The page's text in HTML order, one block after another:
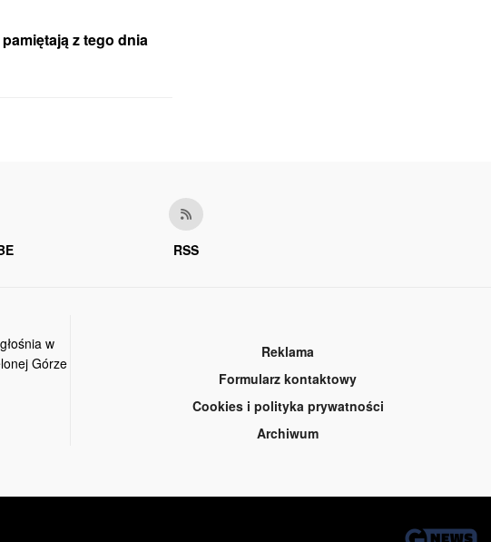
z tego dnia
RSS
w
Górze
Reklama
Formularz kontaktowy
Cookies i polityka prywatności
Archiwum